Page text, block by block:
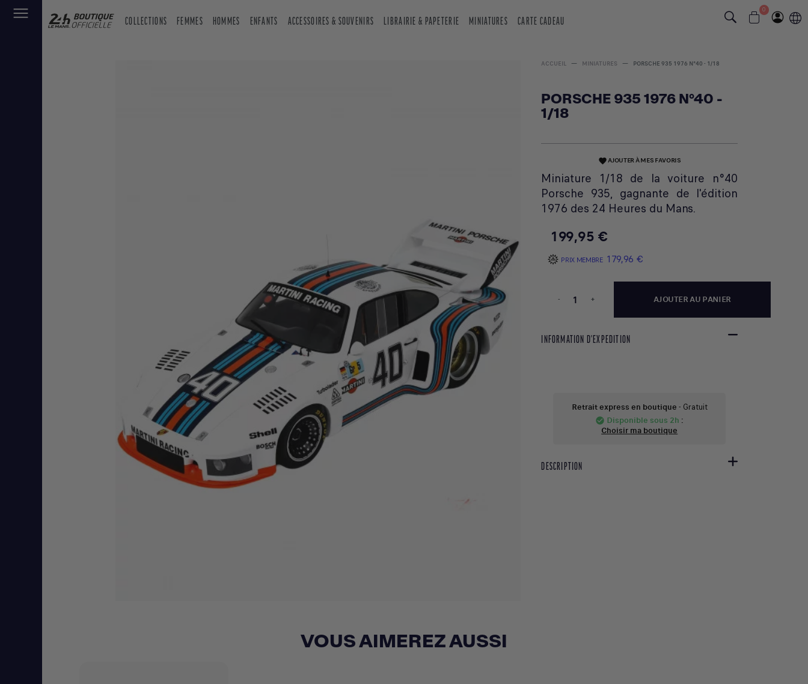
COLLECTIONS FEMMES HOMMES ENFANTS ACCESSOIRES & SOUVENIRS LIBRAIRIE & PAPETERIE MINIATURES CARTE CADEAU
0
ACCUEIL MINIATURES PORSCHE 935 1976 N°40 - 1/18
PORSCHE 935 1976 N°40 -
1/18
favoriteAJOUTER À MES FAVORIS
Miniature 1/18 de la voiture n°40
Porsche 935, gagnante de l'édition
1976 des 24 Heures du Mans.
199,95 €
PRIX MEMBRE 179,96 €
- + AJOUTER AU PANIER
INFORMATION D'EXPEDITION
Retrait express en boutique - Gratuit
check_circle Disponible sous 2h :
Choisir ma boutique
DESCRIPTION
VOUS AIMEREZ AUSSI